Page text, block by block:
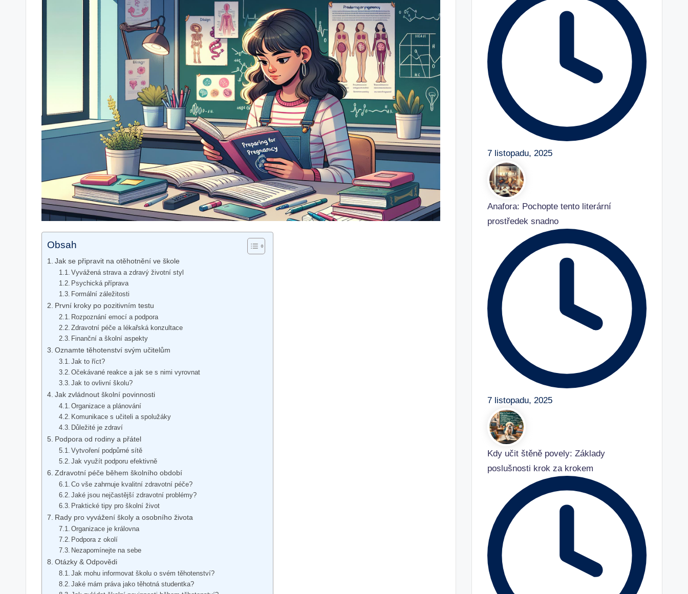
Obsah
Jak se připravit na otěhotnění ve škole
Vyvážená strava a zdravý životní styl
Psychická příprava
Formální záležitosti
První kroky po pozitivním testu
Rozpoznání emocí a podpora
Zdravotní péče a lékařská konzultace
Finanční a školní aspekty
Oznamte těhotenství svým učitelům
Jak to říct?
Očekávané reakce a jak se s nimi vyrovnat
Jak to ovlivní školu?
Jak zvládnout školní povinnosti
Organizace a plánování
Komunikace s učiteli a spolužáky
Důležité je zdraví
Podpora od rodiny a přátel
Vytvoření podpůrné sítě
Jak využít podporu efektivně
Zdravotní péče během školního období
Co vše zahrnuje kvalitní zdravotní péče?
Jaké jsou nejčastější zdravotní problémy?
Praktické tipy pro školní život
Rady pro vyvážení školy a osobního života
Organizace je královna
Podpora z okolí
Nezapomínejte na sebe
Otázky & Odpovědi
Jak mohu informovat školu o svém těhotenství?
Jaké mám práva jako těhotná studentka?
7 listopadu, 2025
Anafora: Pochopte tento literární
prostředek snadno
7 listopadu, 2025
Kdy učit štěně povely: Základy
poslušnosti krok za krokem